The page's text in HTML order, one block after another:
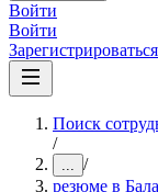
Войти
Войти
Зарегистрироваться
Поиск
/
... /
резюме в